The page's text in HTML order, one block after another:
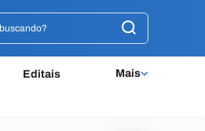
Editais Mais